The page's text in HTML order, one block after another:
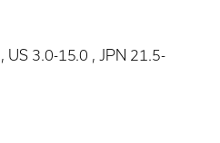
US 3.0-15.0 , JPN 21.5-